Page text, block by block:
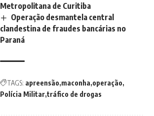
Metropolitana de Curitiba
Operação desmantela central
clandestina de fraudes bancárias no
Paraná
TAGS: apreensão maconha operação
Polícia Militar tráfico de drogas